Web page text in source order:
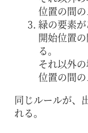
位置の間の
緑の要素
開始位置
る。
それ以外
位置の間の
同じルールが、
れる。